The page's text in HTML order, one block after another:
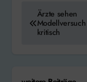
Beitragsnavigation
Ärzte sehen
Modellversuch
kritisch